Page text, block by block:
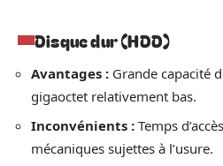
Disque dur (HDD)
Avantages : Grande capacité
gigaoctet relativement bas.
Inconvénients : Temps
mécaniques sujettes à l’usure.